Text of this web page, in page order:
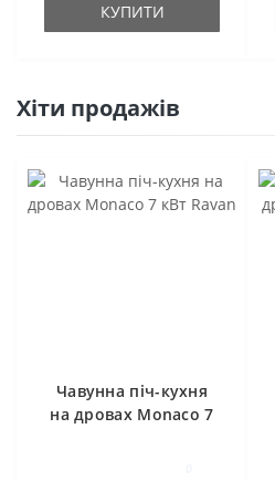
КУПИТИ
Хіти продажів
Чавунна піч-кухня
на дровах Monaco 7